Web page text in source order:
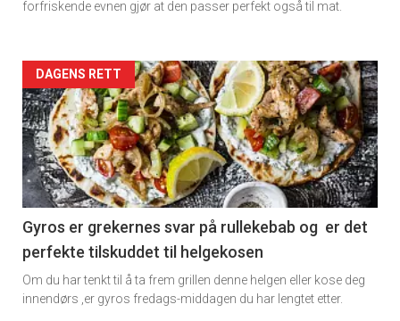
rett
forfriskende evnen gjør at den passer perfekt også til mat.
Artikler
detail
-
section
11
Ukens
vin
DAGENS RETT
Gyros er grekernes svar på rullekebab og er det
perfekte tilskuddet til helgekosen
Om du har tenkt til å ta frem grillen denne helgen eller kose deg
innendørs ,er gyros fredags-middagen du har lengtet etter.